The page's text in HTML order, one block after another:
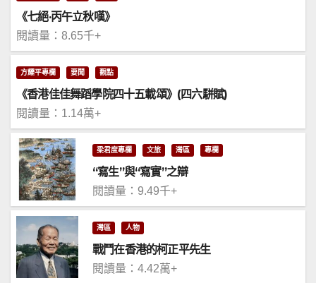
《七絕·丙午立秋嘆》
閱讀量：8.65千+
方耀平專欄 要聞 觀點
《香港佳佳舞蹈學院四十五載頌》(四六駢賦)
閱讀量：1.14萬+
梁君度專欄 文旅 灣區 專欄
“寫生”與“寫實”之辯
閱讀量：9.49千+
灣區 人物
戰鬥在香港的柯正平先生
閱讀量：4.42萬+